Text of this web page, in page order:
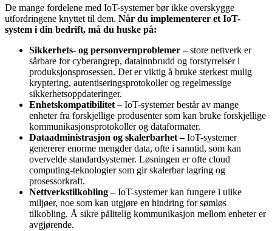
De mange fordelene med IoT-systemer bør ikke overskygge
utfordringene knyttet til dem. Når du implementerer et IoT-
system i din bedrift, må du huske på:
Sikkerhets- og personvernproblemer – store nettverk er
sårbare for cyberangrep, datainnbrudd og forstyrrelser i
produksjonsprosessen. Det er viktig å bruke sterkest mulig
kryptering, autentiseringsprotokoller og regelmessige
sikkerhetsoppdateringer.
Enhetskompatibilitet –IoT-systemer består av mange
enheter fra forskjellige produsenter som kan bruke forskjellige
kommunikasjonsprotokoller og dataformater.
Dataadministrasjon og skalerbarhet –IoT-systemer
genererer enorme mengder data, ofte i sanntid, som kan
overvelde standardsystemer. Løsningen er ofte cloud
computing-teknologier som gir skalerbar lagring og
prosessorkraft.
Nettverkstilkobling –IoT-systemer kan fungere i ulike
miljøer, noe som kan utgjøre en hindring for sømløs
tilkobling. Å sikre pålitelig kommunikasjon mellom enheter er
avgjørende.